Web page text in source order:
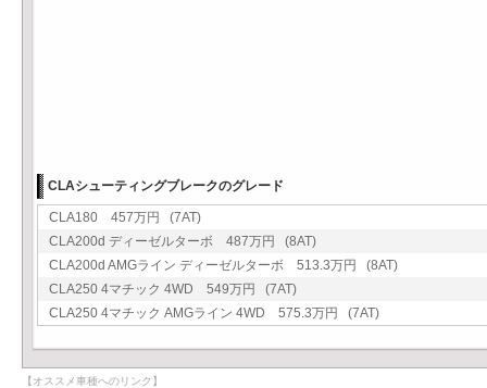
CLAシューティングブレークのグレード
CLA180 457万円 (7AT)
CLA200d ディーゼルターボ 487万円 (8AT)
CLA200d AMGライン ディーゼルターボ 513.3万円 (8AT)
CLA250 4マチック 4WD 549万円 (7AT)
CLA250 4マチック AMGライン 4WD 575.3万円 (7AT)
【オススメ車種へのリンク】